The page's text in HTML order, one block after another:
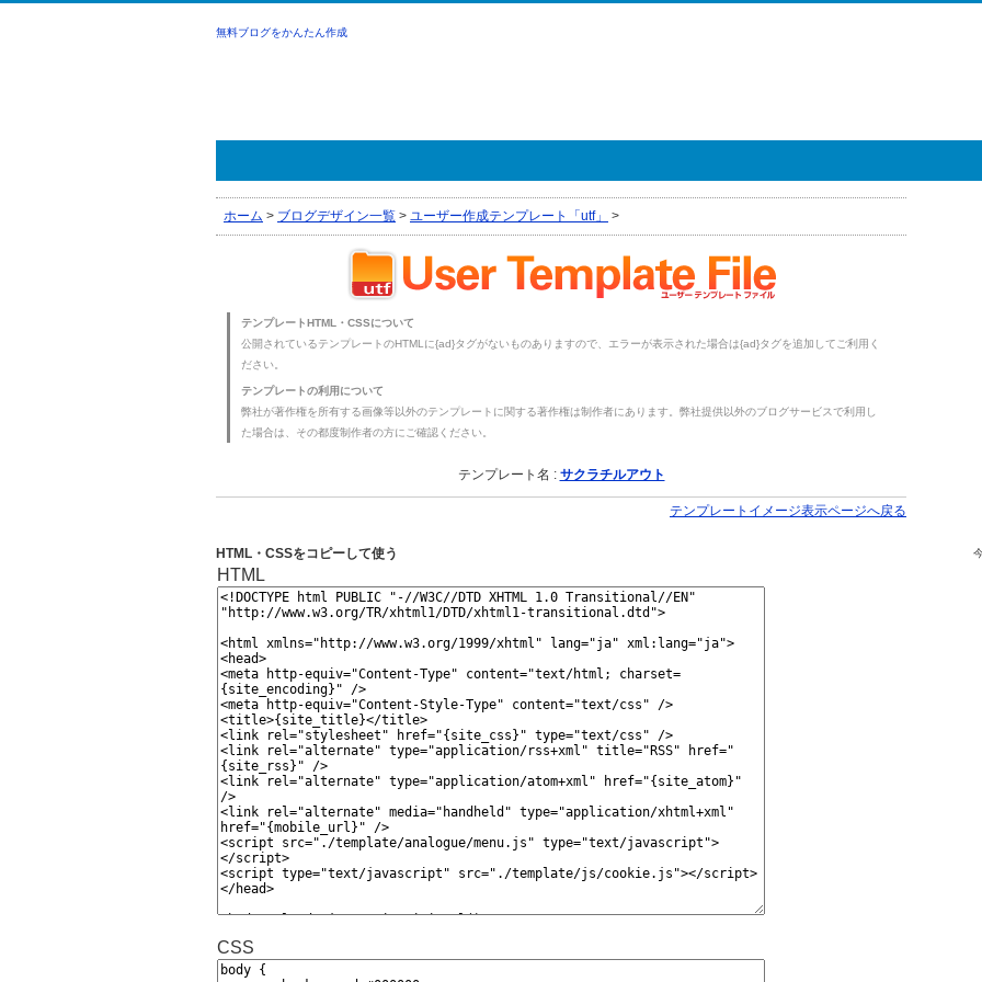
無料ブログをかんたん作成
ホーム > ブログデザイン一覧 > ユーザー作成テンプレート「utf」 >
テンプレートHTML・CSSについて
公開されているテンプレートのHTMLに{ad}タグがないものありますので、エラーが表示された場合は{ad}タグを追加してご利用く
ださい。
テンプレートの利用について
弊社が著作権を所有する画像等以外のテンプレートに関する著作権は制作者にあります。弊社提供以外のブログサービスで利用し
た場合は、その都度制作者の方にご確認ください。
テンプレート名 : サクラチルアウト
テンプレートイメージ表示ページへ戻る
HTML・CSSをコピーして使う
HTML
CSS